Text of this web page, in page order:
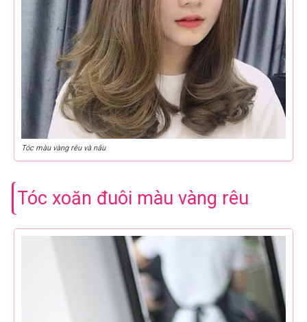
Tóc màu vàng rêu và nâu
Tóc xoăn đuôi màu vàng rêu